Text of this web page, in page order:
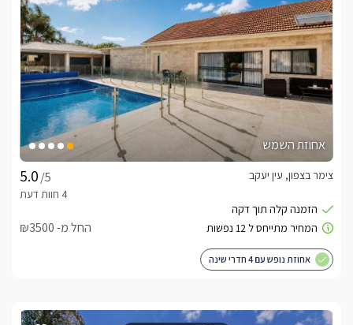
אחוזת השמש
/5
צימר בצפון, עין יעקב
החל מ- ₪3500
אחוזת נופש עם 4 חדרי שינה